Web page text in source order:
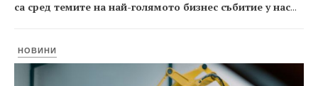
са сред темите на най-голямото бизнес събитие у нас...
НОВИНИ